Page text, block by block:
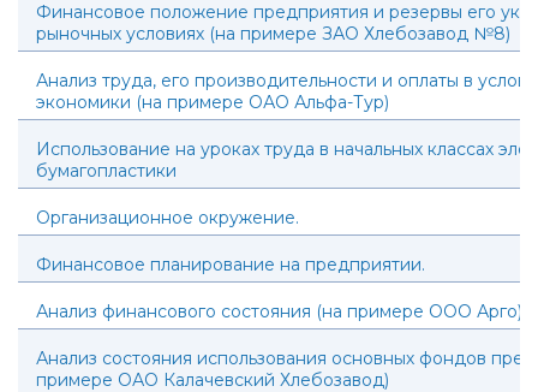
Финансовое положение предприятия и резервы его
рыночных условиях (на примере ЗАО Хлебозавод №8)
Анализ труда, его производительности и оплаты в
экономики (на примере ОАО Альфа-Тур)
Использование на уроках труда в начальных классах
бумагопластики
Организационное окружение.
Финансовое планирование на предприятии.
Анализ финансового состояния (на примере ООО Арго)
Анализ состояния использования основных фондов
примере ОАО Калачевский Хлебозавод)